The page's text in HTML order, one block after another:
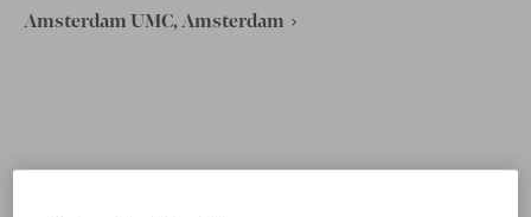
Amsterdam UMC, Amsterdam
VAKGEBIED FUNCTIE